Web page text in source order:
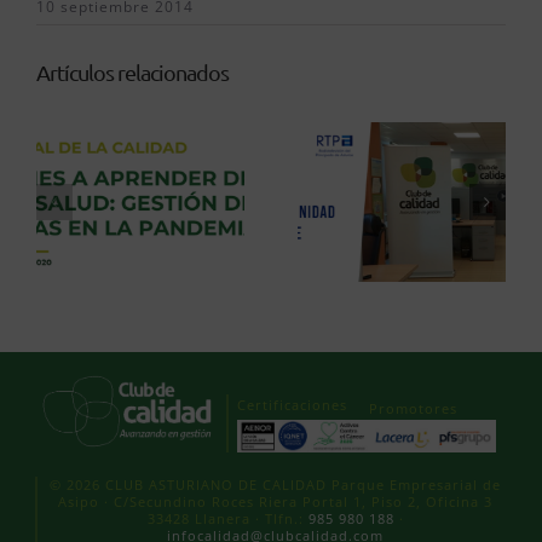
10 septiembre 2014
Artículos relacionados
Certificaciones Promotores
© 2026 CLUB ASTURIANO DE CALIDAD Parque Empresarial de
Asipo · C/Secundino Roces Riera Portal 1, Piso 2, Oficina 3
33428 Llanera · Tlfn.: 985 980 188
infocalidad@clubcalidad.com